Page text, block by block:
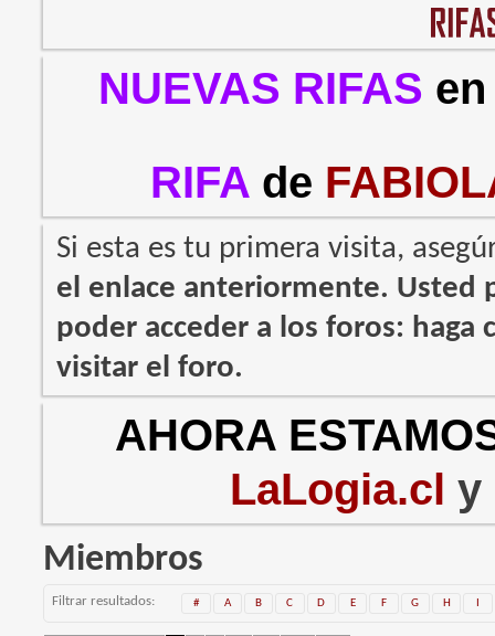
NUEVAS RIFAS en
RIFA de
Si esta es tu primera visita,
el enlace anteriormente. Usted
poder acceder a los foros: haga
visitar el foro.
AHORA
LaLogia.cl y
Miembros
Filtrar resultados # A B C D E F G H